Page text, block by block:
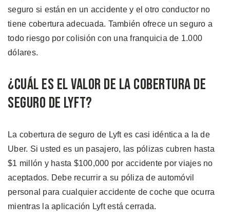
seguro si están en un accidente y el otro conductor no
tiene cobertura adecuada. También ofrece un seguro a
todo riesgo por colisión con una franquicia de 1.000
dólares.
¿Cuál es el Valor de la Cobertura de
Seguro de Lyft?
La cobertura de seguro de Lyft es casi idéntica a la de
Uber. Si usted es un pasajero, las pólizas cubren hasta
$1 millón y hasta $100,000 por accidente por viajes no
aceptados. Debe recurrir a su póliza de automóvil
personal para cualquier accidente de coche que ocurra
mientras la aplicación Lyft está cerrada.